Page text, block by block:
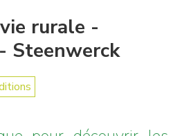
rurale -
Steenwerck